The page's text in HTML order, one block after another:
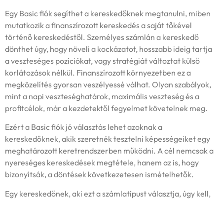
Egy Basic fiók segíthet a kereskedőknek megtanulni, miben
mutatkozik a finanszírozott kereskedés a saját tőkével
történő kereskedéstől. Személyes számlán a kereskedő
dönthet úgy, hogy növeli a kockázatot, hosszabb ideig tartja
a veszteséges pozíciókat, vagy stratégiát változtat külső
korlátozások nélkül. Finanszírozott környezetben ez a
megközelítés gyorsan veszélyessé válhat. Olyan szabályok,
mint a napi veszteséghatárok, maximális veszteség és a
profitcélok, már a kezdetektől fegyelmet követelnek meg.
Ezért a Basic fiók jó választás lehet azoknak a
kereskedőknek, akik szeretnék tesztelni képességeiket egy
meghatározott keretrendszerben működni. A cél nemcsak a
nyereséges kereskedések megtétele, hanem az is, hogy
bizonyítsák, a döntések következetesen ismételhetők.
Egy kereskedőnek, aki ezt a számlatípust választja, úgy kell,